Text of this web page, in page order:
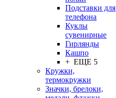
Подставки для
телефона
Куклы
сувенирные
Гирлянды
Кашпо
+ ЕЩЕ 5
Кружки,
термокружки
Значки, брелоки,